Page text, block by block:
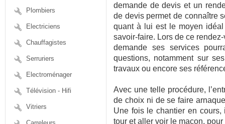
Plombiers
Electriciens
Chauffagistes
Serruriers
Electroménager
Télévision - Hifi
Vitriers
demande de devis et un
de devis permet de connaître
quant à lui est le moyen
savoir-faire. Lors de ce
demande ses services
questions, notamment sur
travaux ou encore ses
Avec une telle procédure,
de choix ni de se faire
Une fois le chantier en
tour et aller voir le maçon, pour